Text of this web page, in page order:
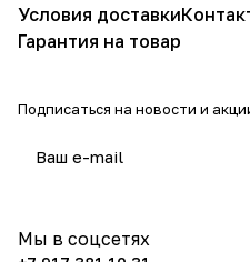
Условия доставки
Гарантия на товар
Подписаться на новости и
Мы в соцсетях